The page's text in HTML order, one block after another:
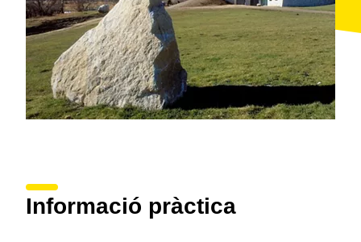
Informació pràctica